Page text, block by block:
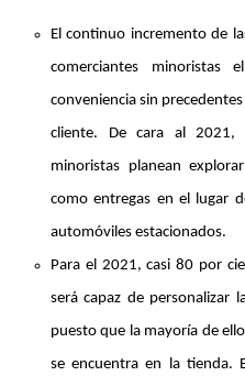
El continuo incremento de
comerciantes minoristas
conveniencia sin
cliente. De cara al
minoristas planean
como entregas en el lugar
automóviles estacionados.
Para el 2021, casi 80 por
será capaz de personalizar
puesto que la mayoría de
se encuentra en la tienda.